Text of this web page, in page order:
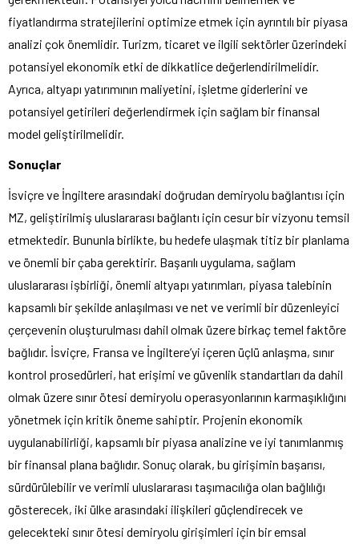
fiyatlandırma stratejilerini optimize etmek için ayrıntılı bir piyasa
analizi çok önemlidir. Turizm, ticaret ve ilgili sektörler üzerindeki
potansiyel ekonomik etki de dikkatlice değerlendirilmelidir.
Ayrıca, altyapı yatırımının maliyetini, işletme giderlerini ve
potansiyel getirileri değerlendirmek için sağlam bir finansal
model geliştirilmelidir.
Sonuçlar
İsviçre ve İngiltere arasındaki doğrudan demiryolu bağlantısı için
MZ, geliştirilmiş uluslararası bağlantı için cesur bir vizyonu temsil
etmektedir. Bununla birlikte, bu hedefe ulaşmak titiz bir planlama
ve önemli bir çaba gerektirir. Başarılı uygulama, sağlam
uluslararası işbirliği, önemli altyapı yatırımları, piyasa talebinin
kapsamlı bir şekilde anlaşılması ve net ve verimli bir düzenleyici
çerçevenin oluşturulması dahil olmak üzere birkaç temel faktöre
bağlıdır. İsviçre, Fransa ve İngiltere’yi içeren üçlü anlaşma, sınır
kontrol prosedürleri, hat erişimi ve güvenlik standartları da dahil
olmak üzere sınır ötesi demiryolu operasyonlarının karmaşıklığını
yönetmek için kritik öneme sahiptir. Projenin ekonomik
uygulanabilirliği, kapsamlı bir piyasa analizine ve iyi tanımlanmış
bir finansal plana bağlıdır. Sonuç olarak, bu girişimin başarısı,
sürdürülebilir ve verimli uluslararası taşımacılığa olan bağlılığı
gösterecek, iki ülke arasındaki ilişkileri güçlendirecek ve
gelecekteki sınır ötesi demiryolu girişimleri için bir emsal